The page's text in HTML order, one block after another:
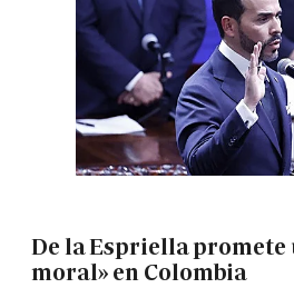
De la Espriella promete
moral» en Colombia